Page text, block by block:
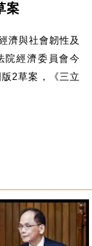
案
濟與社會韌性及
院經濟委員會今
2草案，《三立